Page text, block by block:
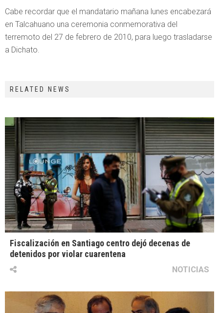
Cabe recordar que el mandatario mañana lunes encabezará
en Talcahuano una ceremonia conmemorativa del
terremoto del 27 de febrero de 2010, para luego trasladarse
a Dichato.
RELATED NEWS
Fiscalización en Santiago centro dejó decenas de
detenidos por violar cuarentena
NOTICIAS